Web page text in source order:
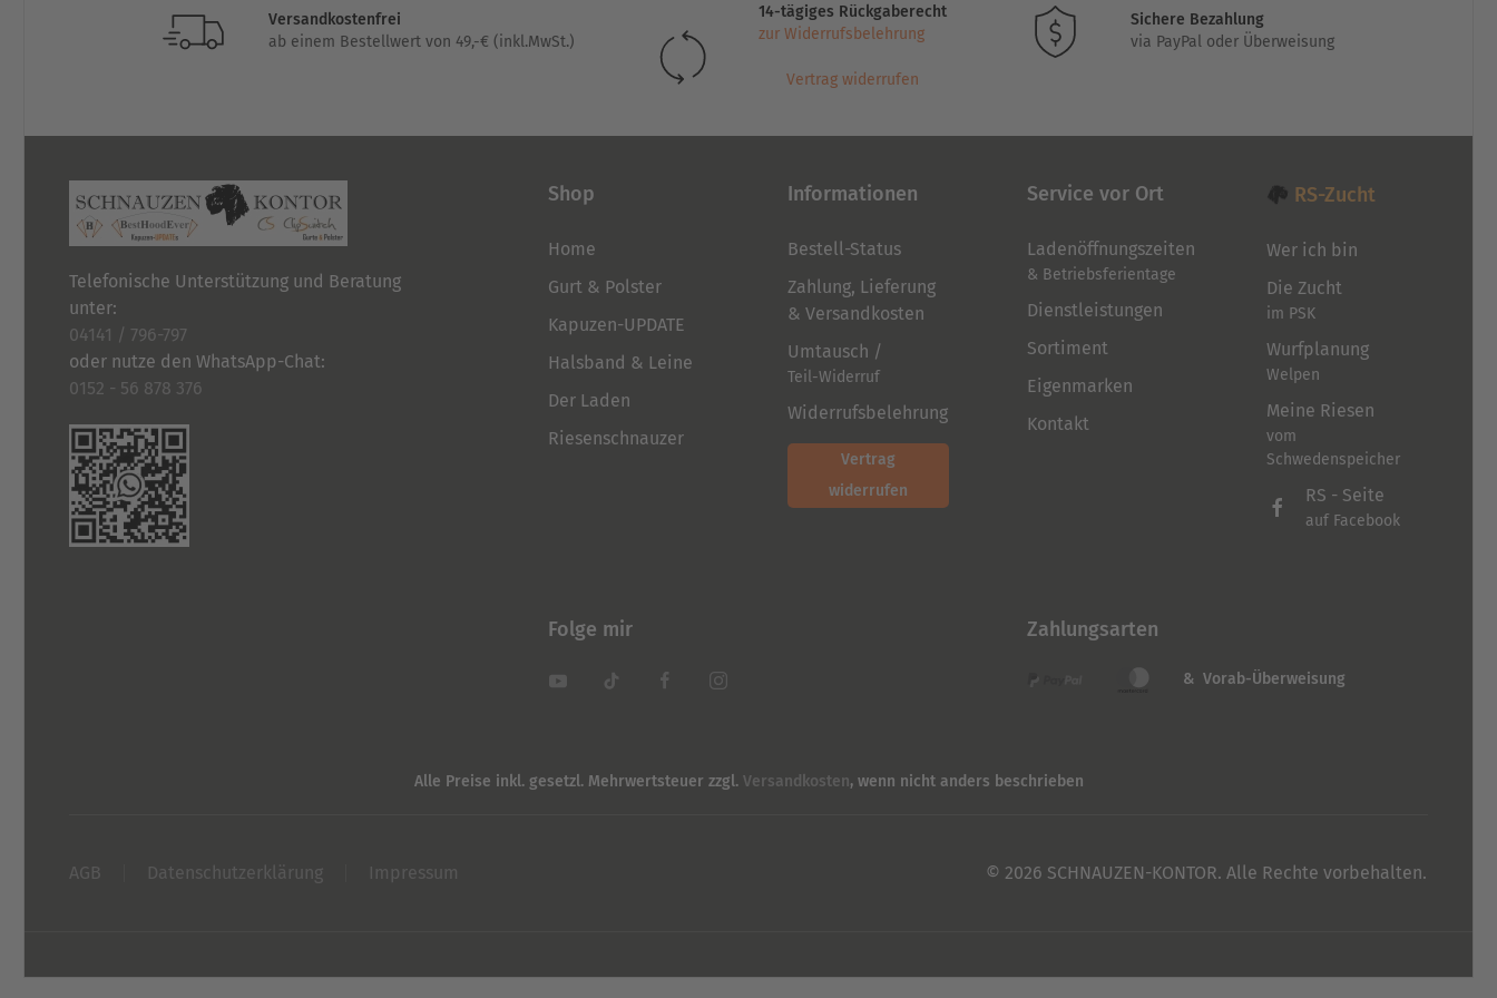
gewählt
werden
werden
werden
Versandkostenfrei
ab einem Bestellwert von 49,-€ (inkl.MwSt.)
14-tägiges Rückgaberecht
zur Widerrufsbelehrung
Vertrag widerrufen
Sichere Bezahlung
via PayPal oder Überweisung
Telefonische Unterstützung und Beratung
unter:
04141 / 796-797
oder nutze den WhatsApp-Chat:
0152 - 56 878 376
Shop
Home
Gurt & Polster
Kapuzen-UPDATE
Halsband & Leine
Der Laden
Riesenschnauzer
Informationen
Bestell-Status
Zahlung, Lieferung
& Versandkosten
Umtausch /
Teil-Widerruf
Widerrufsbelehrung
Vertrag
widerrufen
Service vor Ort
Ladenöffnungszeiten
& Betriebsferientage
Dienstleistungen
Sortiment
Eigenmarken
Kontakt
RS-Zucht
Wer ich bin
Die Zucht
im PSK
Wurfplanung
Welpen
Meine Riesen
vom
Schwedenspeicher
RS - Seite
auf Facebook
Folge mir Zahlungsarten
& Vorab-Überweisung
Alle Preise inkl. gesetzl. Mehrwertsteuer zzgl. Versandkosten, wenn nicht anders beschrieben
AGB Datenschutzerklärung Impressum © 2026 SCHNAUZEN-KONTOR. Alle Rechte vorbehalten.